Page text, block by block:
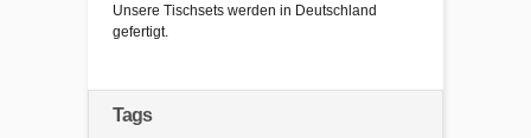
Unsere Tischsets werden in Deutschland
gefertigt.
Tags